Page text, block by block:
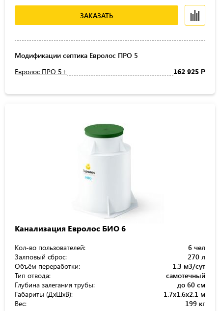
ЗАКАЗАТЬ
Модификации септика Евролос ПРО 5
Евролос ПРО 5+
162 925 Р
Канализация Евролос БИО 6
Кол-во пользователей:
6 чел
Залповый сброс:
270 л
Объём переработки:
1.3 м3/сут
Тип отвода:
самотечный
Глубина залегания трубы:
до 60 см
Габариты (ДхШхВ):
1.7x1.6x2.1 м
Вес:
199 кг